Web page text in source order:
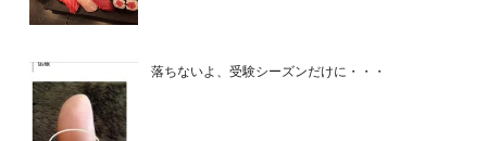
落ちないよ、受験シーズンだけに・・・